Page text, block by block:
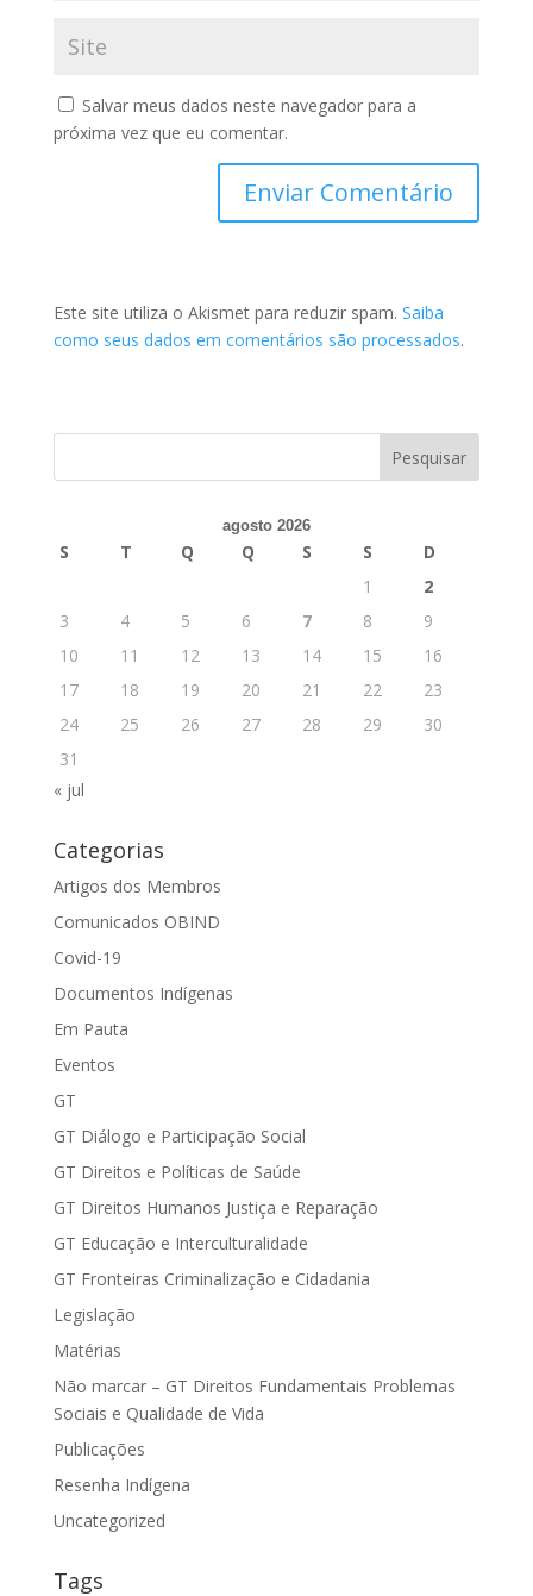
Salvar meus dados neste navegador para a
próxima vez que eu comentar.
Este site utiliza o Akismet para reduzir spam. Saiba
como seus dados em comentários são processados.
agosto 2026
S T Q Q S S
D
1
2
3
4 5 6 7 8
9
10
11 12 13 14 15
16
17
18 19 20 21 22
23
24
25 26 27 28 29
30
31
« jul
Categorias
Artigos dos Membros
Comunicados OBIND
Covid-19
Documentos Indígenas
Em Pauta
Eventos
GT
GT Diálogo e Participação Social
GT Direitos e Políticas de Saúde
GT Direitos Humanos Justiça e Reparação
GT Educação e Interculturalidade
GT Fronteiras Criminalização e Cidadania
Legislação
Matérias
Não marcar – GT Direitos Fundamentais Problemas
Sociais e Qualidade de Vida
Publicações
Resenha Indígena
Uncategorized
Tags